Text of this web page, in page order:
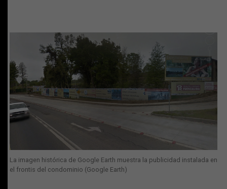
La imagen histórica de Google Earth muestra la publicidad instalada en
el frontis del condominio (Google Earth)